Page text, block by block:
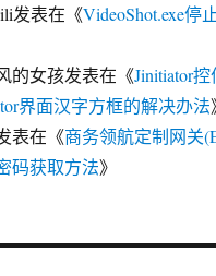
发表在《VideoShot.exe停
的女孩发表在《Jinitiator
界面汉字方框的解决办法
表在《商务领航定制网关
码获取方法》